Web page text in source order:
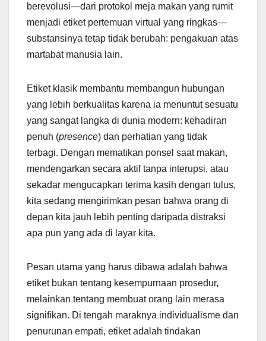
berevolusi—dari protokol meja makan yang rumit
menjadi etiket pertemuan virtual yang ringkas—
substansinya tetap tidak berubah: pengakuan atas
martabat manusia lain.
Etiket klasik membantu membangun hubungan
yang lebih berkualitas karena ia menuntut sesuatu
yang sangat langka di dunia modern: kehadiran
penuh (presence) dan perhatian yang tidak
terbagi. Dengan mematikan ponsel saat makan,
mendengarkan secara aktif tanpa interupsi, atau
sekadar mengucapkan terima kasih dengan tulus,
kita sedang mengirimkan pesan bahwa orang di
depan kita jauh lebih penting daripada distraksi
apa pun yang ada di layar kita.
Pesan utama yang harus dibawa adalah bahwa
etiket bukan tentang kesempurnaan prosedur,
melainkan tentang membuat orang lain merasa
signifikan. Di tengah maraknya individualisme dan
penurunan empati, etiket adalah tindakan